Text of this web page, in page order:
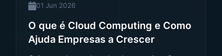
01 Jun 2026
O que é Cloud Computing e Como
Ajuda Empresas a Crescer